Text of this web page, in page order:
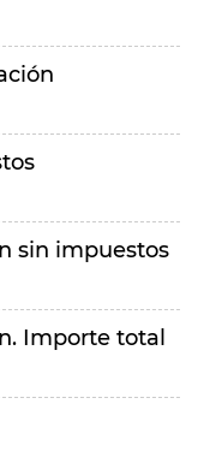
sin impuestos
Importe total